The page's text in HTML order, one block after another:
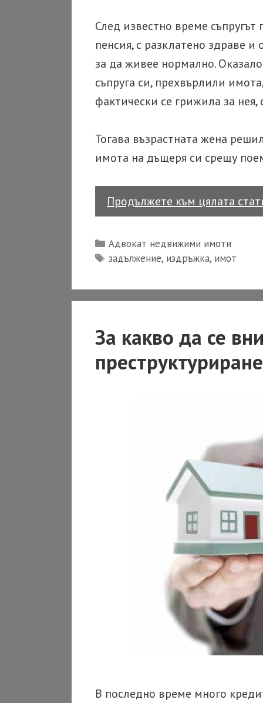
След известно време
пенсия, с разклатено здраве
за да живее нормално.
съпруга си, прехвърлили
фактически се грижила за
Тогава възрастната жена
имота на дъщеря си срещу
Продължете към цялата
Categories
Адвокат недвижими имоти
Tags
задължение, издръжка, имот
За какво да се
В последно време много